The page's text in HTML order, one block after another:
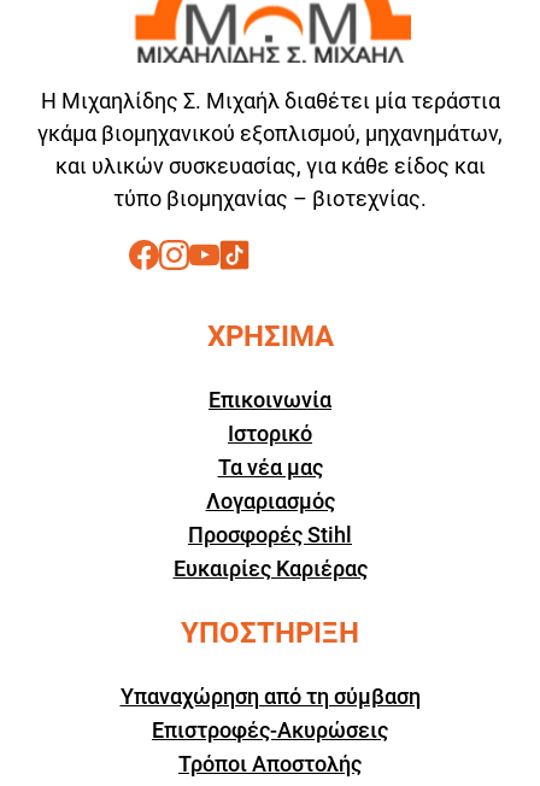
Η Μιχαηλίδης Σ. Μιχαήλ διαθέτει μία τεράστια
γκάμα βιομηχανικού εξοπλισμού, μηχανημάτων,
και υλικών συσκευασίας, για κάθε είδος και
τύπο βιομηχανίας – βιοτεχνίας.
ΧΡΗΣΙΜΑ
Επικοινωνία
Ιστορικό
Τα νέα μας
Λογαριασμός
Προσφορές Stihl
Ευκαιρίες Καριέρας
ΥΠΟΣΤΗΡΙΞΗ
Υπαναχώρηση από τη σύμβαση
Επιστροφές-Ακυρώσεις
Τρόποι Αποστολής